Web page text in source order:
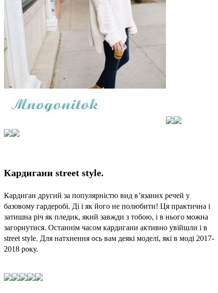
Кардигани street style.
Кардиган другий за популярністю вид в’язаних речей у
базовому гардеробі. Ді і як його не полюбити! Ця практична і
затишна річ як пледик, який завжди з тобою, і в нього можна
загорнутися. Останнім часом кардигани активно увійшли і в
street style. Для натхнення ось вам деякі моделі, які в моді 2017-
2018 року.